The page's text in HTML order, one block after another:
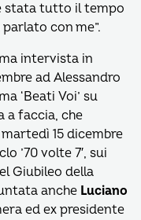
stata tutto il tempo
con me”.
intervista in
ad Alessandro
‘Beati Voi’ su
a faccia, che
15 dicembre
’70 volte 7′, sui
Giubileo della
anche Luciano
ed ex presidente